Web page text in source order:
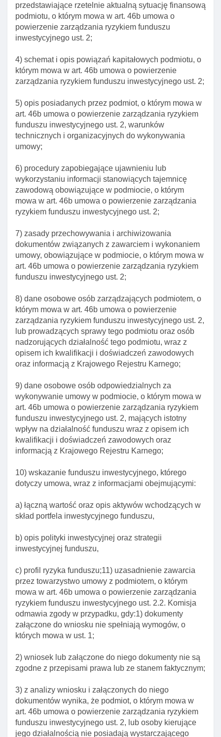
przedstawiające rzetelnie aktualną sytuację finansową
podmiotu, o którym mowa w art. 46b umowa o
powierzenie zarządzania ryzykiem funduszu
inwestycyjnego ust. 2;
4) schemat i opis powiązań kapitałowych podmiotu, o
którym mowa w art. 46b umowa o powierzenie
zarządzania ryzykiem funduszu inwestycyjnego ust. 2;
5) opis posiadanych przez podmiot, o którym mowa w
art. 46b umowa o powierzenie zarządzania ryzykiem
funduszu inwestycyjnego ust. 2, warunków
technicznych i organizacyjnych do wykonywania
umowy;
6) procedury zapobiegające ujawnieniu lub
wykorzystaniu informacji stanowiących tajemnicę
zawodową obowiązujące w podmiocie, o którym
mowa w art. 46b umowa o powierzenie zarządzania
ryzykiem funduszu inwestycyjnego ust. 2;
7) zasady przechowywania i archiwizowania
dokumentów związanych z zawarciem i wykonaniem
umowy, obowiązujące w podmiocie, o którym mowa w
art. 46b umowa o powierzenie zarządzania ryzykiem
funduszu inwestycyjnego ust. 2;
8) dane osobowe osób zarządzających podmiotem, o
którym mowa w art. 46b umowa o powierzenie
zarządzania ryzykiem funduszu inwestycyjnego ust. 2,
lub prowadzących sprawy tego podmiotu oraz osób
nadzorujących działalność tego podmiotu, wraz z
opisem ich kwalifikacji i doświadczeń zawodowych
oraz informacją z Krajowego Rejestru Karnego;
9) dane osobowe osób odpowiedzialnych za
wykonywanie umowy w podmiocie, o którym mowa w
art. 46b umowa o powierzenie zarządzania ryzykiem
funduszu inwestycyjnego ust. 2, mających istotny
wpływ na działalność funduszu wraz z opisem ich
kwalifikacji i doświadczeń zawodowych oraz
informacją z Krajowego Rejestru Karnego;
10) wskazanie funduszu inwestycyjnego, którego
dotyczy umowa, wraz z informacjami obejmującymi:
a) łączną wartość oraz opis aktywów wchodzących w
skład portfela inwestycyjnego funduszu,
b) opis polityki inwestycyjnej oraz strategii
inwestycyjnej funduszu,
c) profil ryzyka funduszu;11) uzasadnienie zawarcia
przez towarzystwo umowy z podmiotem, o którym
mowa w art. 46b umowa o powierzenie zarządzania
ryzykiem funduszu inwestycyjnego ust. 2.2. Komisja
odmawia zgody w przypadku, gdy:1) dokumenty
załączone do wniosku nie spełniają wymogów, o
których mowa w ust. 1;
2) wniosek lub załączone do niego dokumenty nie są
zgodne z przepisami prawa lub ze stanem faktycznym;
3) z analizy wniosku i załączonych do niego
dokumentów wynika, że podmiot, o którym mowa w
art. 46b umowa o powierzenie zarządzania ryzykiem
funduszu inwestycyjnego ust. 2, lub osoby kierujące
jego działalnością nie posiadają wystarczającego
zarządzającego asi do rejestru zarządzających
euveca
Art. 13b. Wyłączenie niektórych obowiązków
informacyjnych administratorów danych
Dział II. Tworzenie I funkcjonowanie funduszy
inwestycyjnych
Art. 14. Tworzenie funduszu inwestycyjnego
Art. 15. Warunki utworzenia funduszu inwestycyjnego
Art. 15a. Utworzenie funduszu zdefiniowanej daty
Art. 16. Rejestr funduszy inwestycyjnych
Art. 17. Wpis do rejestru funduszy inwestycyjnych
Art. 18. Statut funduszu inwestycyjnego
Art. 19. Cele inwestycyjne funduszy inwestycyjnych
Art. 20. Zasady polityki inwestycyjnej
Art. 21. Dochody funduszu inwestycyjnego
Art. 22. Wniosek o zezwolenie na utworzenie
funduszu inwestycyjnego
Art. 23. Wydanie lub odmowa wydania zezwolenia
na utworzenie funduszu inwestycyjnego
Art. 24. Zmiany statutu funduszy inwestycyjnych
Art. 26. Przyjmowanie zapisów na jednostki
uczestnictwa I certyfikaty inwestycyjne
Art. 27. Zapisy na jednostki uczestnictwa I
niepubliczne certyfikaty inwestycyjne
Art. 28. Wpłaty do funduszu inwestycyjnego
I praw
Art. 30. Cofnięcie lub wygaśnięcie zezwolenia na
utworzenie funduszu inwestycyjnego
Art. 31. CzynnośCI towarzystwa przed I po wpisaniu
funduszu do rejestru funduszy inwestycyjnych
Art. 32. Uprawnienie do obrotu jednostkami
uczestnictwa
Art. 32a. Obowiązki podmiotów prowadzących
uczestnictwa I funduszami lub tytułami uczestnictwa
funduszy zagranicznych
Art. 32b. Obowiązki informacyjne podmiotów
prowadzących działalność w zakresie obrotu
jednostkami uczestnictwa
Art. 32c. Rejestr podmiotów prowadzących
działalność w zakresie obrotu jednostkami
uczestnictwa
Art. 32d. Umowa o świadczenie usługi dystrybucji
Art. 33. Oświadczenia woli związane z
przystąpieniem lub uczestnictwem w funduszu
zagranicznym
Art. 34. Rejestr pełnomocnictw udzielonych przez
Art. 35. Forma dokumentów związanych z
nabywaniem I żądaniem odkupienia przez fundusz
inwestycyjny jednostek uczestnictwa